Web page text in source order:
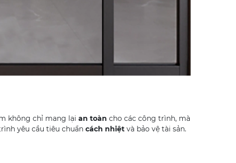
không chỉ mang lại an toàn cho các công trình, mà
yêu cầu tiêu chuẩn cách nhiệt và bảo vệ tài sản.